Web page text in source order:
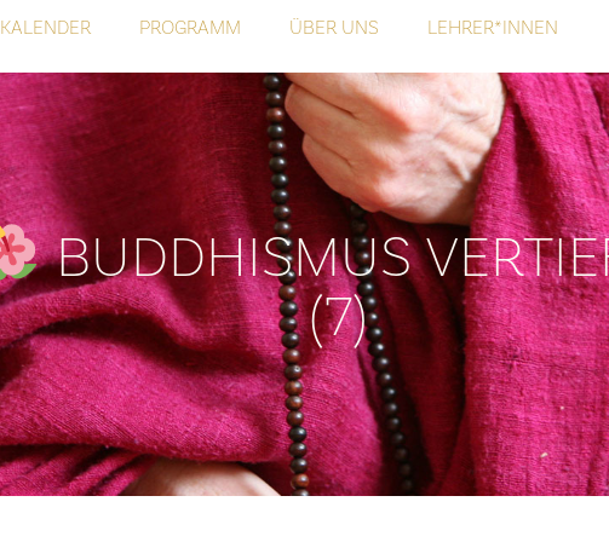
KALENDER PROGRAMM ÜBER UNS LEHRER*INNEN
BUDDHISMUS
(7)